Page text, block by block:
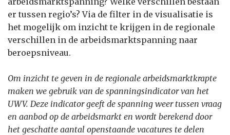
er tussen regio’s? Via de filter in de visualisatie is
het mogelijk om inzicht te krijgen in de regionale
verschillen in de arbeidsmarktspanning naar
beroepsniveau.
Om inzicht te geven in de regionale arbeidsmarktkrapte
maken we gebruik van de spanningsindicator van het
UWV. Deze indicator geeft de spanning weer tussen vraag
en aanbod op de arbeidsmarkt en wordt berekend door
het geschatte aantal openstaande vacatures te delen